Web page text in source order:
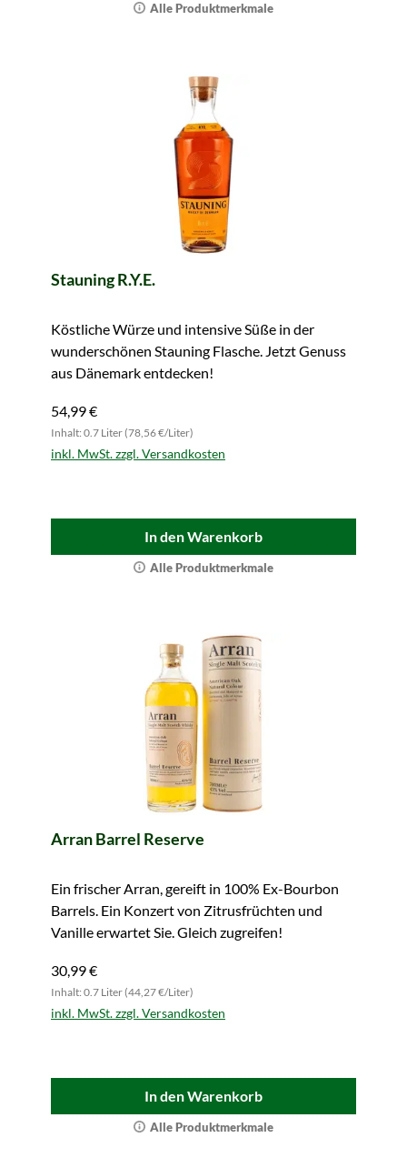
Alle Produktmerkmale
Stauning R.Y.E.
Köstliche Würze und intensive Süße in der
wunderschönen Stauning Flasche. Jetzt Genuss
aus Dänemark entdecken!
54,99 €
Inhalt: 0.7 Liter (78,56 €/Liter)
inkl. MwSt. zzgl. Versandkosten
In den Warenkorb
Alle Produktmerkmale
Arran Barrel Reserve
Ein frischer Arran, gereift in 100% Ex-Bourbon
Barrels. Ein Konzert von Zitrusfrüchten und
Vanille erwartet Sie. Gleich zugreifen!
30,99 €
Inhalt: 0.7 Liter (44,27 €/Liter)
inkl. MwSt. zzgl. Versandkosten
In den Warenkorb
Alle Produktmerkmale